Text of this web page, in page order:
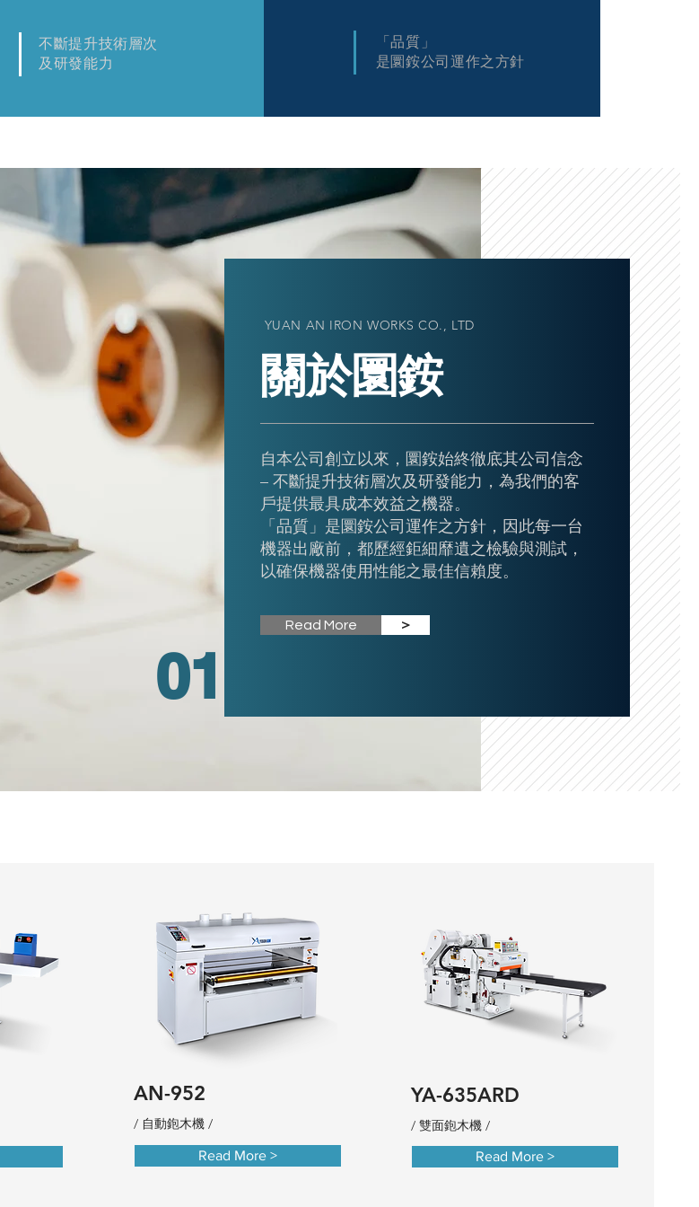
不斷提升技術層次
及研發能力
「品質」
是圜銨公司運作之方針
01
YUAN AN IRON WORKS CO., LTD
關於圜銨
自本公司創立以來，圜銨始終徹底其公司信念
– 不斷提升技術層次及研發能力，為我們的客
戶提供最具成本效益之機器。
「品質」是圜銨公司運作之方針，因此每一台
機器出廠前，都歷經鉅細靡遺之檢驗與測試，
以確保機器使用性能之最佳信賴度。
Read More ＞
AN-952
/ 自動鉋木機 /
Read More >
YA-635ARD
/ 雙面鉋木機 /
Read More >